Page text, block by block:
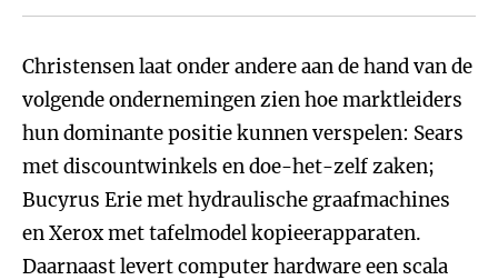
Christensen laat onder andere aan de hand van de
volgende ondernemingen zien hoe marktleiders
hun dominante positie kunnen verspelen: Sears
met discountwinkels en doe-het-zelf zaken;
Bucyrus Erie met hydraulische graafmachines
en Xerox met tafelmodel kopieerapparaten.
Daarnaast levert computer hardware een scala